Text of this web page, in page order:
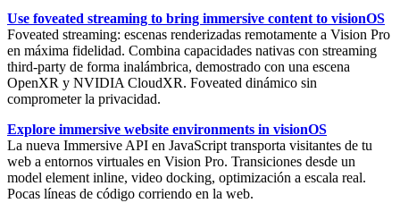
Use foveated streaming to bring immersive content to visionOS
Foveated streaming: escenas renderizadas remotamente a Vision Pro
en máxima fidelidad. Combina capacidades nativas con streaming
third-party de forma inalámbrica, demostrado con una escena
OpenXR y NVIDIA CloudXR. Foveated dinámico sin
comprometer la privacidad.
Explore immersive website environments in visionOS
La nueva Immersive API en JavaScript transporta visitantes de tu
web a entornos virtuales en Vision Pro. Transiciones desde un
model element inline, video docking, optimización a escala real.
Pocas líneas de código corriendo en la web.